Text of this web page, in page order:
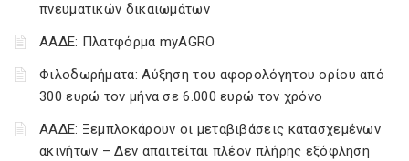
πνευματικών δικαιωμάτων
ΑΑΔΕ: Πλατφόρμα myAGRO
Φιλοδωρήματα: Αύξηση του αφορολόγητου ορίου από
300 ευρώ τον μήνα σε 6.000 ευρώ τον χρόνο
ΑΑΔΕ: Ξεμπλοκάρουν οι μεταβιβάσεις κατασχεμένων
ακινήτων – Δεν απαιτείται πλέον πλήρης εξόφληση